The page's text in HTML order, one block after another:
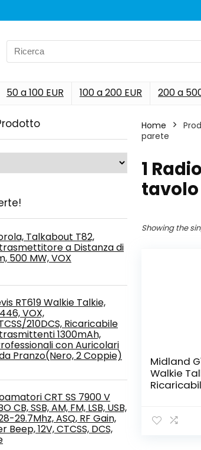
Search
for:
50 a 100 EUR 100 a 200 EUR 200 a
Talkabout T82,
a Distanza di
500 MW, VOX
RT619 Walkie Talkie,
VOX,
210DCS, Ricaricabile
1300mAh,
con Auricolari
Pranzo(Nero, 2 Coppie)
CRT SS 7900 V
CB, SSB, AM, FM, LSB, USB,
29.7Mhz, ASQ, RF Gain,
Beep, 12V, CTCSS, DCS,
Home
parete
‎1
Showing the
Midland
Walkie
Semi